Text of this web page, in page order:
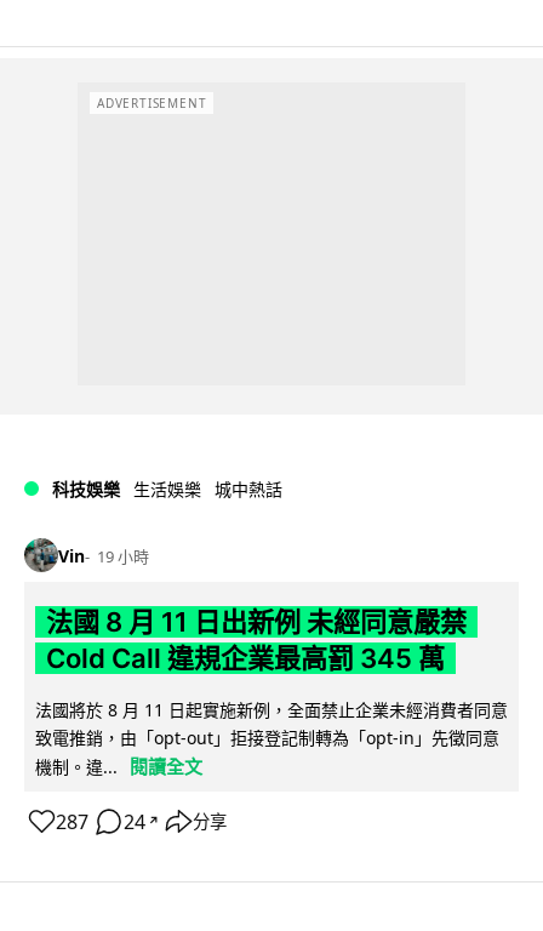
ADVERTISEMENT
科技娛樂 生活娛樂 城中熱話
Vin 19 小時
法國 8 月 11 日出新例 未經同意嚴禁
Cold Call 違規企業最高罰 345 萬
法國將於 8 月 11 日起實施新例，全面禁止企業未經消費者同意
致電推銷，由「opt-out」拒接登記制轉為「opt-in」先徵同意
機制。違...
閱讀全文
287 24 ↗ 分享